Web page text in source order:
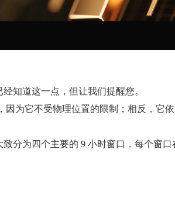
知道这一点，但让我们提醒您。
为它不受物理位置的限制；相反，它
分为四个主要的 9 小时窗口，每个窗